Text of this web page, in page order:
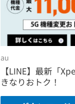
au
【LINE】最新「
きなりおトク！